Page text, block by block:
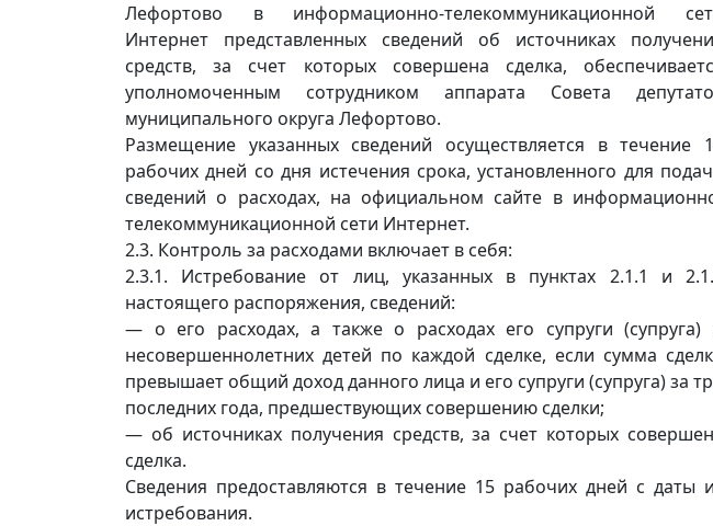
Лефортово в информационно-телекоммуникационной
Интернет представленных сведений об источниках
средств, за счет которых совершена сделка,
уполномоченным сотрудником аппарата Совета
муниципального округа Лефортово.
Размещение указанных сведений осуществляется в течение
рабочих дней со дня истечения срока, установленного для
сведений о расходах, на официальном сайте в
телекоммуникационной сети Интернет.
2.3. Контроль за расходами включает в себя:
2.3.1. Истребование от лиц, указанных в пунктах 2.1.1 и
настоящего распоряжения, сведений:
— о его расходах, а также о расходах его супруги (супруга)
несовершеннолетних детей по каждой сделке, если сумма
превышает общий доход данного лица и его супруги (супруга) за
последних года, предшествующих совершению сделки;
— об источниках получения средств, за счет которых
сделка.
Сведения предоставляются в течение 15 рабочих дней с даты
истребования.